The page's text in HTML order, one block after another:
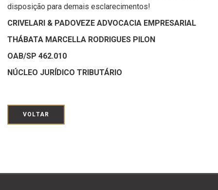
disposição para demais esclarecimentos!
CRIVELARI & PADOVEZE ADVOCACIA EMPRESARIAL
THÁBATA MARCELLA RODRIGUES PILON
OAB/SP 462.010
NÚCLEO JURÍDICO TRIBUTÁRIO
VOLTAR